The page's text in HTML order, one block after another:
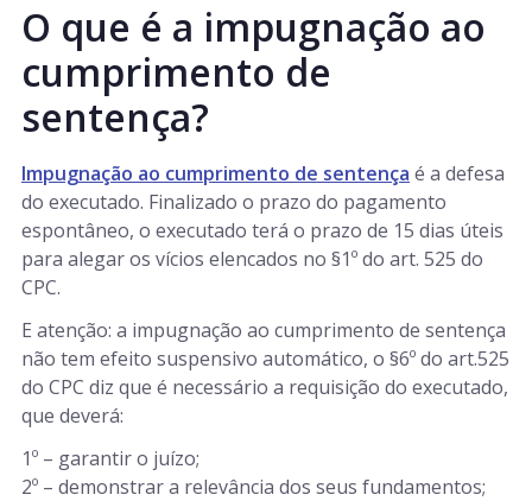
O que é a impugnação ao
cumprimento de
sentença?
Impugnação ao cumprimento de sentença é a defesa
do executado. Finalizado o prazo do pagamento
espontâneo, o executado terá o prazo de 15 dias úteis
para alegar os vícios elencados no §1º do art. 525 do
CPC.
E atenção: a impugnação ao cumprimento de sentença
não tem efeito suspensivo automático, o §6º do art.525
do CPC diz que é necessário a requisição do executado,
que deverá:
1º – garantir o juízo;
2º – demonstrar a relevância dos seus fundamentos;